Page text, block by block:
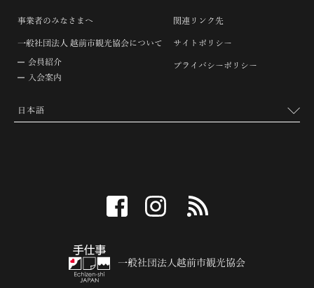
事業者のみなさまへ
一般社団法人 越前市観光協会について
会員紹介
入会案内
関連リンク先
サイトポリシー
プライバシーポリシー
facebook instagram
一般社団法人越前市観光協会